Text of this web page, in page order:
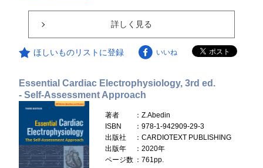
詳しく見る
ほしいものリストに登録 いいね
Essential Cardiac Electrophysiology, 3rd ed.
- Self-Assessment Approach
著者
：Z.Abedin
ISBN
：978-1-942909-29-3
出版社
：CARDIOTEXT PUBLISHING
出版年
：2020年
ページ数 ：761pp.